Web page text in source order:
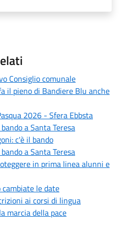
Consiglio comunale
il pieno di Bandiere Blu anche
2026 - Sfera Ebbsta
a Santa Teresa
c'è il bando
a Santa Teresa
in prima linea alunni e
cambiate le date
ai corsi di lingua
marcia della pace